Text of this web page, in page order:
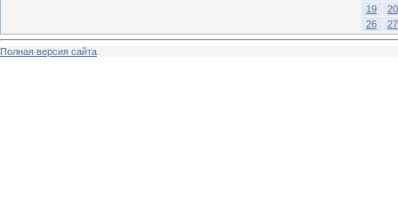
19
20
26
27
Полная версия сайта